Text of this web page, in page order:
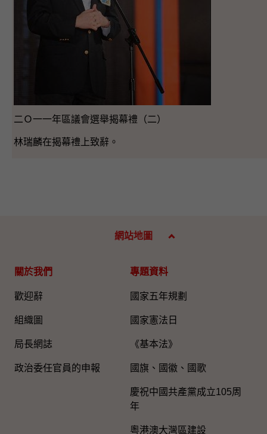
二Ｏ一一年區議會選舉揭幕禮（二）
林瑞麟在揭幕禮上致辭。
網站地圖
關於我們
歡迎辭
組織圖​
局長網誌
政治委任官員的申報
專題資料
國家五年規劃
國家憲法日
《基本法》
國旗、國徽、國歌
慶祝中國共產黨成立105周
年
粵港澳大灣區建設